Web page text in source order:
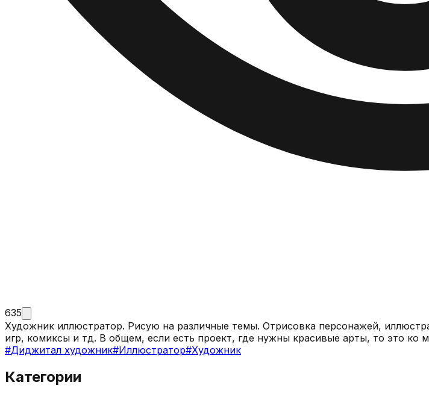
635
Художник иллюстратор. Рисую на различные темы. Отрисовка персонажей,
игр, комиксы и тд. В общем, если есть проект, где нужны красивые арты, то это ко
#Диджитал художник#Иллюстратор#Художник
Категории